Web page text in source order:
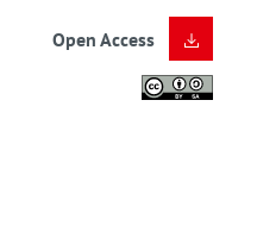
Open Access